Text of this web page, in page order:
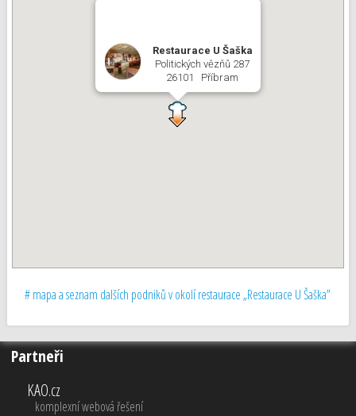
Restaurace U Šaška
Politických vězňů 287
26101 Příbram
# mapa a seznam dalších podniků v okolí restaurace „Restaurace U Šaška”
Partneři
KAO.cz
komplexní webová řešení